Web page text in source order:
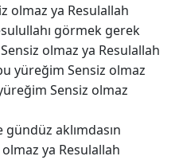
olmaz ya Resulallah
görmek gerek
olmaz ya Resulallah
yüreğim Sensiz olmaz
Sensiz olmaz
gündüz aklımdasın
ya Resulallah